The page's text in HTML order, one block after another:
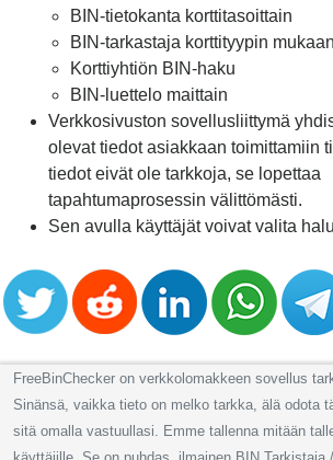
BIN-tietokanta korttitasoittain
BIN-tarkastaja korttityypin mukaan
Korttiyhtiön BIN-haku
BIN-luettelo maittain
Verkkosivuston sovellusliittymä
olevat tiedot asiakkaan toimittamiin
tiedot eivät ole tarkkoja, se lopettaa
tapahtumaprosessin välittömästi.
Sen avulla käyttäjät voivat valita
FreeBinChecker on verkkolomakkeen sovellus
Sinänsä, vaikka tieto on melko tarkka, älä odota
sitä omalla vastuullasi. Emme tallenna mitään